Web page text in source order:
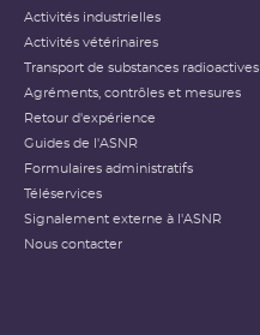
Activités industrielles
Activités vétérinaires
Transport de substances radioactives
Agréments, contrôles et mesures
Retour d'expérience
Guides de l'ASNR
Formulaires administratifs
Téléservices
Signalement externe à l'ASNR
Nous contacter